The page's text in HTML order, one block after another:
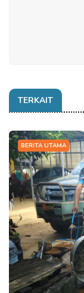
TERKAIT
BERITA UTAMA